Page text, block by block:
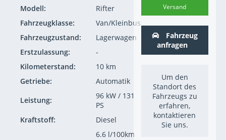
Modell:
Rifter
Fahrzeugklasse:
Van/Kleinbus
Fahrzeugzustand:
Lagerwagen
Erstzulassung:
-
Kilometerstand:
10 km
Getriebe:
Automatik
Leistung:
96 kW / 131
PS
Kraftstoff:
Diesel
6.6 l/100km
Versand
Fahrzeug
anfragen
Um den
Standort des
Fahrzeugs zu
erfahren,
kontaktieren
Sie uns.